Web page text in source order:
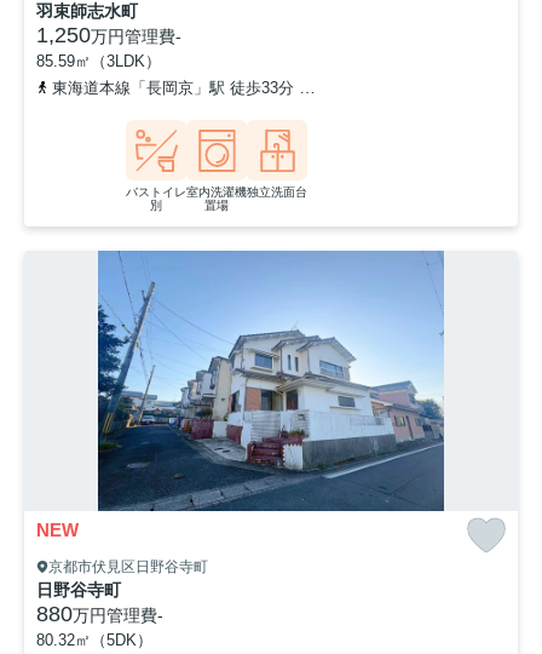
羽束師志水町
1,250万円管理費-
85.59㎡（3LDK）
東海道本線「長岡京」駅 徒歩33分
バストイレ
別
室内洗濯機
置場
独立洗面台
NEW
京都市伏見区日野谷寺町
日野谷寺町
880万円管理費-
80.32㎡（5DK）